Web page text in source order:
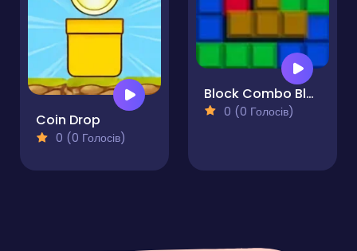
Coin Drop
0 (0 Голосів)
Block Combo Blast
0 (0 Голосів)